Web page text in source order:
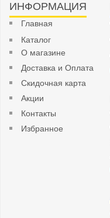
ИНФОРМАЦИЯ
Главная
Каталог
О магазине
Доставка и Оплата
Скидочная карта
Акции
Контакты
Избранное